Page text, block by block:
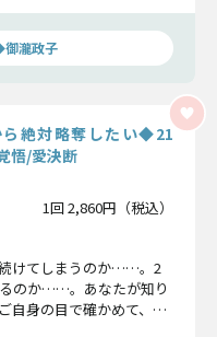
瀧政子
絶対略奪したい◆21
悟/愛決断
1回 2,860円（税込）
けてしまうのか……。2
のか……。あなたが知り
自身の目で確かめて、続